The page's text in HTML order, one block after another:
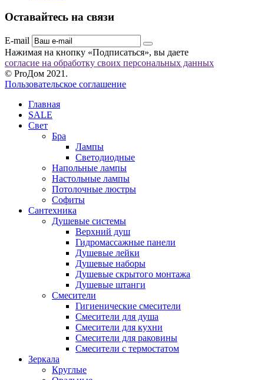
Оставайтесь на связи
E-mail
Нажимая на кнопку «Подписаться», вы даете
согласие на обработку своих персональных данных
© ProДом 2021.
Пользовательское соглашение
Главная
SALE
Свет
Бра
Лампы
Светодиодные
Напольные лампы
Настольные лампы
Потолочные люстры
Софиты
Сантехника
Душевые системы
Верхний душ
Гидромассажные панели
Душевые лейки
Душевые наборы
Душевые скрытого монтажа
Душевые штанги
Смесители
Гигиенические смесители
Смесители для душа
Смесители для кухни
Смесители для раковины
Смесители с термостатом
Зеркала
Круглые